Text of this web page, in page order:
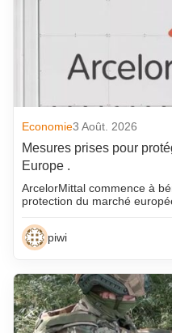
Economie3 Août. 2026
Mesures prises pour
Europe .
ArcelorMittal commence à
protection du marché
piwi